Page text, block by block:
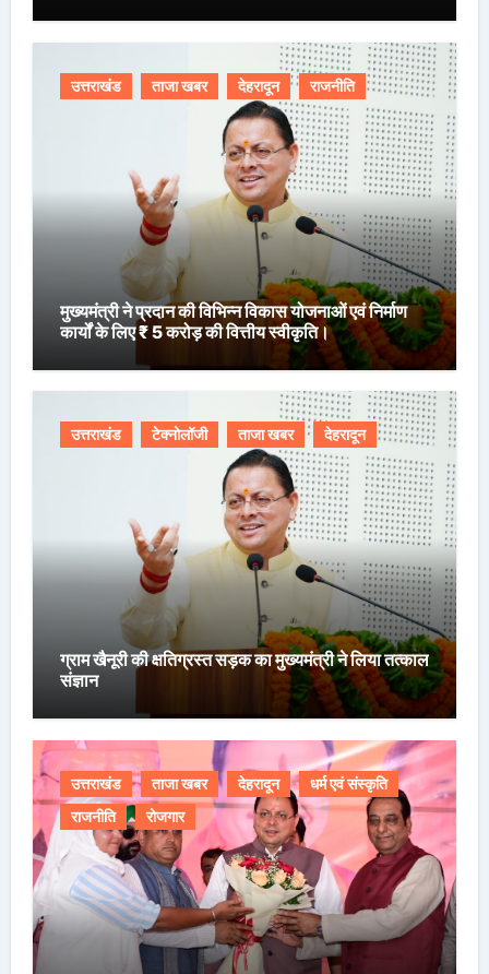
उत्तराखंड ताजा खबर देहरादून राजनीति
मुख्यमंत्री ने प्रदान की विभिन्न विकास योजनाओं एवं निर्माण
कार्यों के लिए ₹ 5 करोड़ की वित्तीय स्वीकृति।
उत्तराखंड टेक्नोलॉजी ताजा खबर देहरादून
ग्राम खैनूरी की क्षतिग्रस्त सड़क का मुख्यमंत्री ने लिया तत्काल
संज्ञान
उत्तराखंड ताजा खबर देहरादून
धर्म एवं संस्कृति
राजनीति
रोजगार